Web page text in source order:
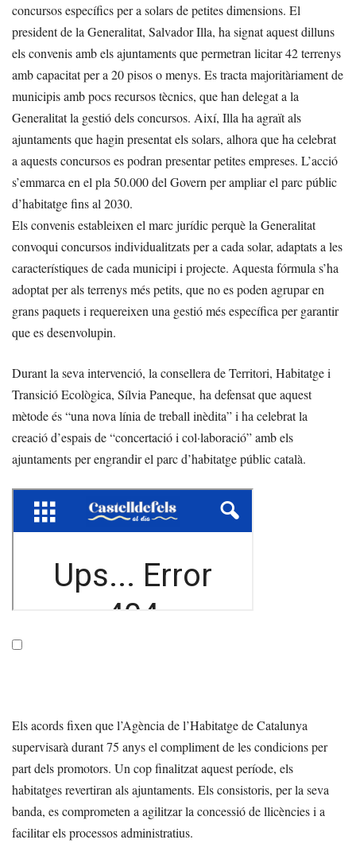
concursos específics per a solars de petites dimensions. El
president de la Generalitat, Salvador Illa, ha signat aquest dilluns
els convenis amb els ajuntaments que permetran licitar 42 terrenys
amb capacitat per a 20 pisos o menys. Es tracta majoritàriament de
municipis amb pocs recursos tècnics, que han delegat a la
Generalitat la gestió dels concursos. Així, Illa ha agraït als
ajuntaments que hagin presentat els solars, alhora que ha celebrat
a aquests concursos es podran presentar petites empreses. L’acció
s’emmarca en el pla 50.000 del Govern per ampliar el parc públic
d’habitatge fins al 2030.
Els convenis estableixen el marc jurídic perquè la Generalitat
convoqui concursos individualitzats per a cada solar, adaptats a les
característiques de cada municipi i projecte. Aquesta fórmula s’ha
adoptat per als terrenys més petits, que no es poden agrupar en
grans paquets i requereixen una gestió més específica per garantir
que es desenvolupin.
Durant la seva intervenció, la consellera de Territori, Habitatge i
Transició Ecològica, Sílvia Paneque, ha defensat que aquest
mètode és “una nova línia de treball inèdita” i ha celebrat la
creació d’espais de “concertació i col·laboració” amb els
ajuntaments per engrandir el parc d’habitatge públic català.
Els acords fixen que l’Agència de l’Habitatge de Catalunya
supervisarà durant 75 anys el compliment de les condicions per
part dels promotors. Un cop finalitzat aquest període, els
habitatges revertiran als ajuntaments. Els consistoris, per la seva
banda, es comprometen a agilitzar la concessió de llicències i a
facilitar els processos administratius.